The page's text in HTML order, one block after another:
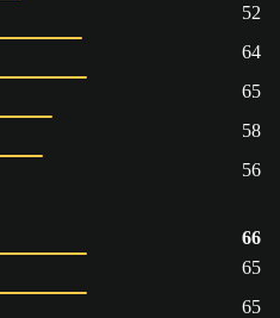
52
64
65
58
56
66
65
65